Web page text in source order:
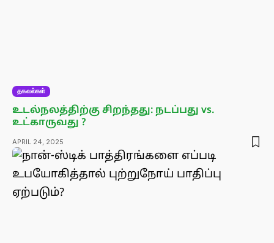
தகவல்கள்
உடல்நலத்திற்கு சிறந்தது: நடப்பது vs.
உட்காருவது ?
APRIL 24, 2025